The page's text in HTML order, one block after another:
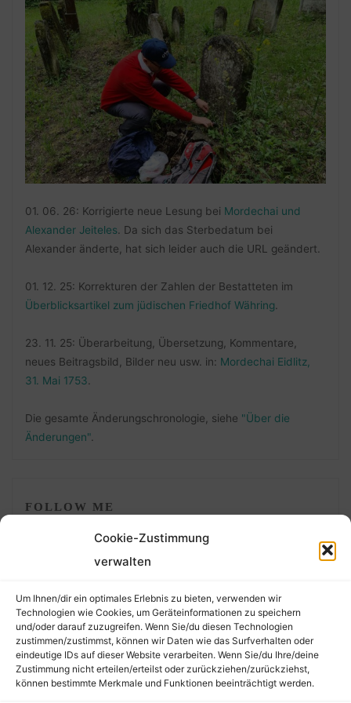
Cookie-Zustimmung
verwalten
Um Ihnen/dir ein optimales Erlebnis zu bieten, verwenden wir
Technologien wie Cookies, um Geräteinformationen zu speichern
und/oder darauf zuzugreifen. Wenn Sie/du diesen Technologien
zustimmen/zustimmst, können wir Daten wie das Surfverhalten oder
eindeutige IDs auf dieser Website verarbeiten. Wenn Sie/du Ihre/deine
Zustimmung nicht erteilen/erteilst oder zurückziehen/zurückziehst,
können bestimmte Merkmale und Funktionen beeinträchtigt werden.
01. 06. 26: Korrigierte neue Lesung bei Mordechai und
Alexander Jeiteles. Da sich das Sterbedatum bei
Alexander änderte, hat sich leider auch die URL geändert.
01. 12. 25: Korrekturen der Zahlen der Bestatteten im
Überblicksartikel zum jüdischen Friedhof Währing.
23. 11. 25: Überarbeitung, Übersetzung, Kommentare,
neues Beitragsbild, Bilder neu usw. in: Mordechai Eidlitz,
31. Mai 1753.
Die gesamte Änderungschronologie, siehe "Über die
Änderungen".
FOLLOW ME
©2026 Der Transkribierer